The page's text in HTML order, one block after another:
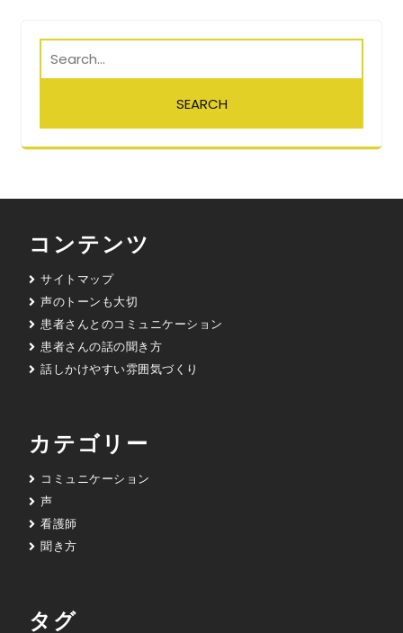
コンテンツ
サイトマップ
声のトーンも大切
患者さんとのコミュニケーション
患者さんの話の聞き方
話しかけやすい雰囲気づくり
カテゴリー
コミュニケーション
声
看護師
聞き方
タグ